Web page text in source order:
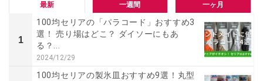
最新 一週間 一ヶ月
1
100均セリアの「パラコード」おすすめ3
選！ 売り場はどこ？ ダイソーにもあ
る？...
2024/12/29
100均セリアの製氷皿おすすめ9選！丸型